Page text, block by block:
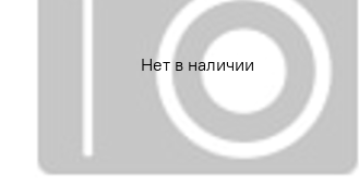
Нет в наличии